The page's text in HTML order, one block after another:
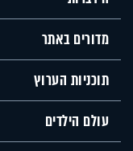
מדורים באתר
תוכניות הערוץ
עולם הילדים